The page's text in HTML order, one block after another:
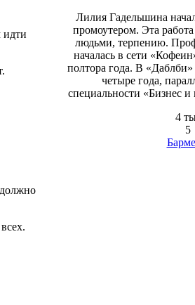
идти
Лилия Гадельшина
промоутером. Эта
людьми, терпению.
началась в сети
полтора года. В
четыре года,
специальности «Бизнес
4
5